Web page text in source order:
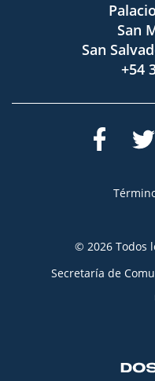
San
San
+54
© 2026 Todos
Secretaría de